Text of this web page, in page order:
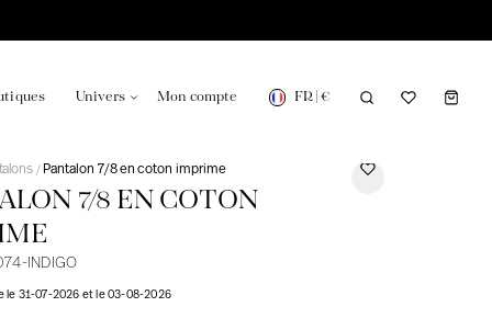
Univers
en France
Mon compte FR €
/ Pantalon 7/8 en coton imprime
7/8 EN COTON
INDIGO
le 31-07-2026 et le 03-08-2026